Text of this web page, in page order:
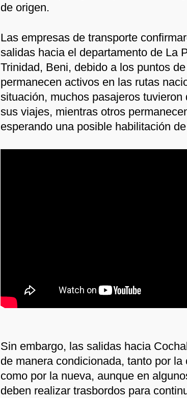
de origen.
Las empresas de transporte
salidas hacia el departamento de La
Trinidad, Beni, debido a los puntos
permanecen activos en las rutas
situación, muchos pasajeros tuvieron
sus viajes, mientras otros
esperando una posible habilitación
Sin embargo, las salidas hacia
de manera condicionada, tanto por la
como por la nueva, aunque en
deben realizar trasbordos para